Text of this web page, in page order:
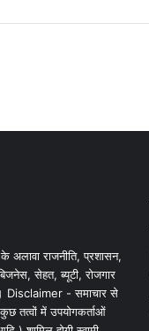
अलावा राजनीति, प्रशासन,
सेहत, ब्यूटी, रोजगार
Disclaimer - समाचार से
तत्वों में उपयोगकर्ताओं